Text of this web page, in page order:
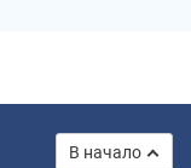
В начало